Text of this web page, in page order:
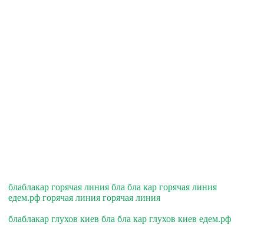
блаблакар горячая линия бла бла кар горячая линия
едем.рф горячая линия горячая линия
блаблакар глухов киев бла бла кар глухов киев едем.рф